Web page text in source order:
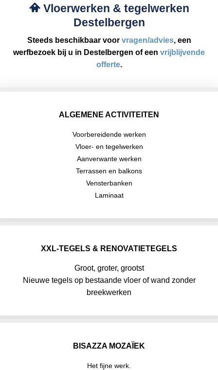
Vloerwerken & tegelwerken
Destelbergen
Steeds beschikbaar voor vragen/advies, een
werfbezoek bij u in Destelbergen of een vrijblijvende
offerte.
ALGEMENE ACTIVITEITEN
Voorbereidende werken
Vloer- en tegelwerken
Aanverwante werken
Terrassen en balkons
Vensterbanken
Laminaat
XXL-TEGELS & RENOVATIETEGELS
Groot, groter, grootst
Nieuwe tegels op bestaande vloer of wand zonder
breekwerken
BISAZZA MOZAÏEK
Het fijne werk.